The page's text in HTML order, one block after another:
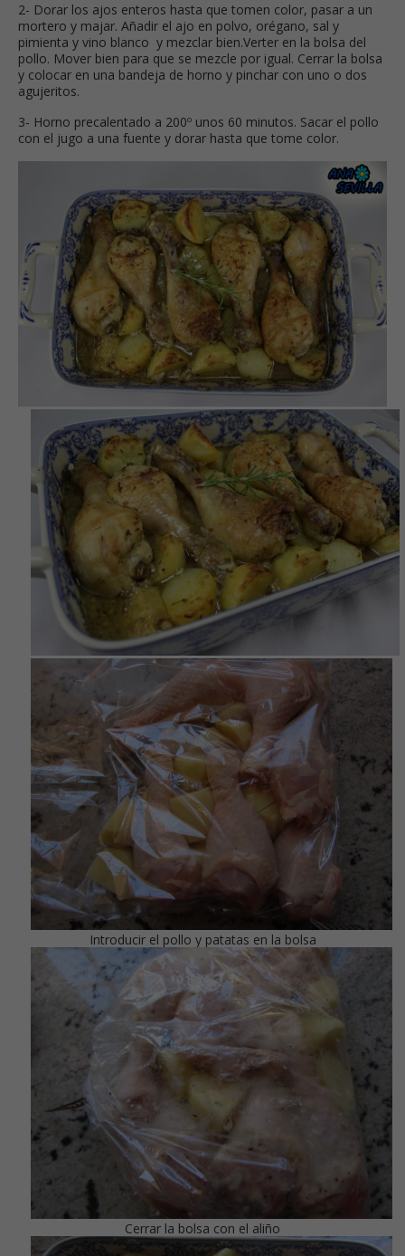
2- Dorar los ajos enteros hasta que tomen color, pasar a un
mortero y majar. Añadir el ajo en polvo, orégano, sal y
pimienta y vino blanco y mezclar bien.Verter en la bolsa del
pollo. Mover bien para que se mezcle por igual. Cerrar la bolsa
y colocar en una bandeja de horno y pinchar con uno o dos
agujeritos.
3- Horno precalentado a 200º unos 60 minutos. Sacar el pollo
con el jugo a una fuente y dorar hasta que tome color.
Introducir el pollo y patatas en la bolsa
Cerrar la bolsa con el aliño